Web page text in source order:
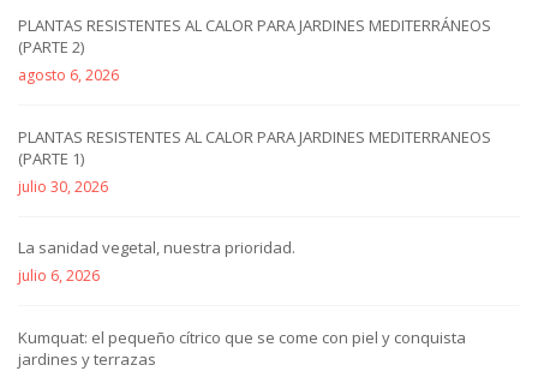
PLANTAS RESISTENTES AL CALOR PARA JARDINES MEDITERRÁNEOS
(PARTE 2)
agosto 6, 2026
PLANTAS RESISTENTES AL CALOR PARA JARDINES MEDITERRANEOS
(PARTE 1)
julio 30, 2026
La sanidad vegetal, nuestra prioridad.
julio 6, 2026
Kumquat: el pequeño cítrico que se come con piel y conquista
jardines y terrazas